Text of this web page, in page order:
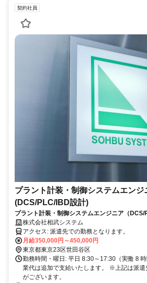
契約社員
プラント計装・制御システムエンジ
(DCS/PLC/IBD設計)
プラント計装・制御システムエンジニア（
CENTUMなど案件多数│創業45年の安定基盤
区（下北沢）
株式会社相武システム
アクセス: 派遣先での勤務となります。
月給350,000円～450,000円
東京都東京23区世田谷区
勤務時間・曜日: 平日 8:30～17:30（実働 8
業代は追加で支給いたします。 ※上記は派
がございます。